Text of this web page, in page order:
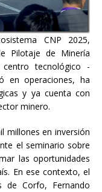
CNP 2025,
Pilotaje de Minería
tecnológico -
en operaciones, ha
y ya cuenta con
minero.
millones en inversión
el seminario sobre
las oportunidades
En ese contexto, el
de Corfo, Fernando